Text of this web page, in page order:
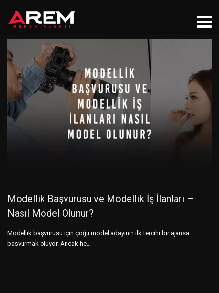
Modellik Başvurusu ve Modellik İş İlanları –
Nasıl Model Olunur?
Modellik başvurusu için çoğu model adayının ilk tercihi bir ajansa
başvurmak oluyor. Ancak he...